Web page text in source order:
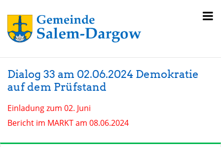
Dialog 33 am 02.06.2024 Demokratie
auf dem Prüfstand
Einladung zum 02. Juni
Bericht im MARKT am 08.06.2024